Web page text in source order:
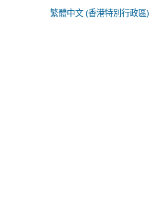
繁體中文 (香港特別行政區)